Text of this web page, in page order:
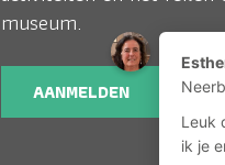
museum.
AANMELDEN